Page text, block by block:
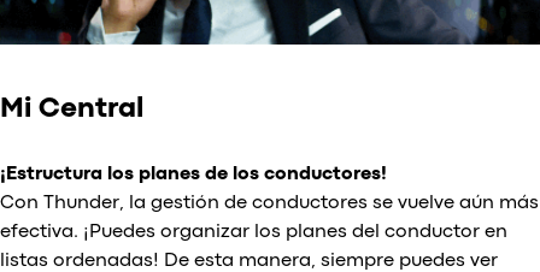
Mi Central
¡Estructura los planes de los conductores!
Con Thunder, la gestión de conductores se vuelve aún más
efectiva. ¡Puedes organizar los planes del conductor en
listas ordenadas! De esta manera, siempre puedes ver